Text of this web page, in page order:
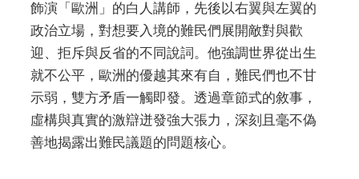
飾演「歐洲」的白人講師，先後以右翼與左翼的
政治立場，對想要入境的難民們展開敵對與歡
迎、拒斥與反省的不同說詞。他強調世界從出生
就不公平，歐洲的優越其來有自，難民們也不甘
示弱，雙方矛盾一觸即發。透過章節式的敘事，
虛構與真實的激辯迸發強大張力，深刻且毫不偽
善地揭露出難民議題的問題核心。